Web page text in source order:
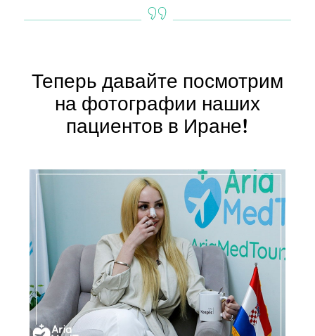
Теперь давайте посмотрим
на фотографии наших
пациентов в Иране!